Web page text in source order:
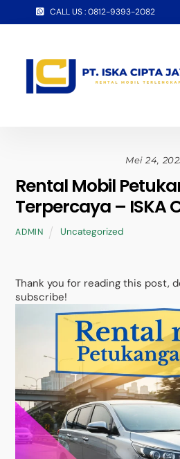
CALL US : 0812-9393-2082
Mei 24,
Rental Mobil
Terpercaya – ISKA
ADMIN Uncategorized
Thank you for reading this post,
subscribe!